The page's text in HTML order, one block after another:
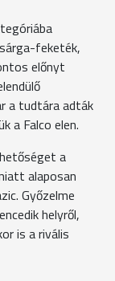
feketék,
előnyt
a tudtára adták
a Falco elen.
a
alaposan
Győzelme
helyről,
is a rivális